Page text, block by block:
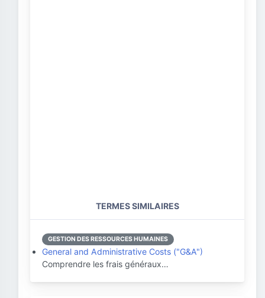
TERMES SIMILAIRES
GESTION DES RESSOURCES HUMAINES
General and Administrative Costs ("G&A")
Comprendre les frais généraux…